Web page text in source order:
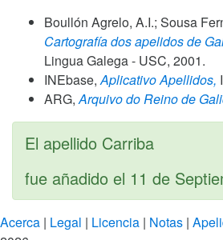
Boullón Agrelo, A.I.; Sousa
Cartografía dos apelidos de
Lingua Galega - USC, 2001.
INEbase, Aplicativo Apellidos,
ARG, Arquivo do Reino de
El apellido Carriba
fue añadido el 11 de
Acerca | Legal | Licencia | Notas |